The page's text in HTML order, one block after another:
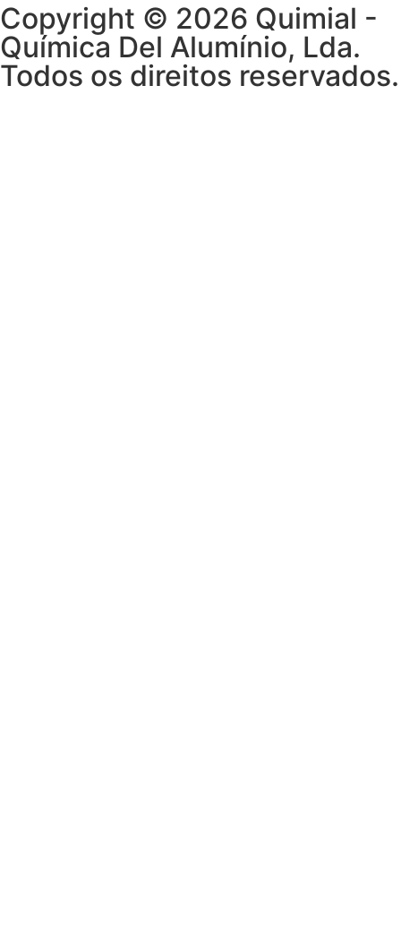
Copyright © 2026 Quimial -
Química Del Alumínio, Lda.
Todos os direitos reservados.